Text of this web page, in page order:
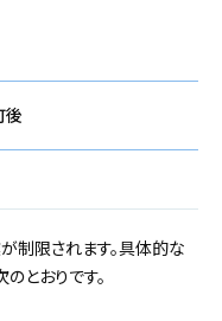
後
制限されます。具体的な
とおりです。